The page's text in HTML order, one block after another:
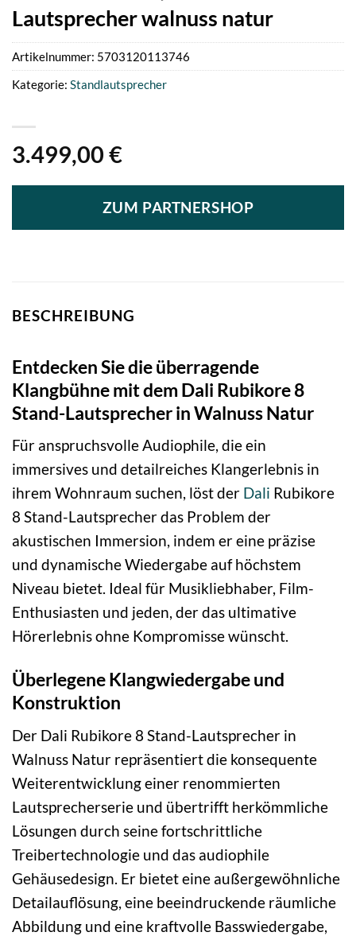
Lautsprecher walnuss natur
3.499,00 €
ZUM PARTNERSHOP
Artikelnummer: 5703120113746
Kategorie: Standlautsprecher
BESCHREIBUNG
Entdecken Sie die überragende
Klangbühne mit dem Dali Rubikore 8
Stand-Lautsprecher in Walnuss Natur
Für anspruchsvolle Audiophile, die ein
immersives und detailreiches Klangerlebnis in
ihrem Wohnraum suchen, löst der Dali Rubikore
8 Stand-Lautsprecher das Problem der
akustischen Immersion, indem er eine präzise
und dynamische Wiedergabe auf höchstem
Niveau bietet. Ideal für Musikliebhaber, Film-
Enthusiasten und jeden, der das ultimative
Hörerlebnis ohne Kompromisse wünscht.
Überlegene Klangwiedergabe und
Konstruktion
Der Dali Rubikore 8 Stand-Lautsprecher in
Walnuss Natur repräsentiert die konsequente
Weiterentwicklung einer renommierten
Lautsprecherserie und übertrifft herkömmliche
Lösungen durch seine fortschrittliche
Treibertechnologie und das audiophile
Gehäusedesign. Er bietet eine außergewöhnliche
Detailauflösung, eine beeindruckende räumliche
Abbildung und eine kraftvolle Basswiedergabe,